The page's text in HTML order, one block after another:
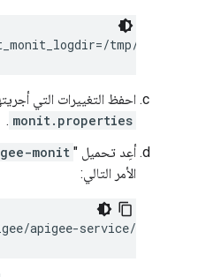
tmp/apigee-
احفظ التغييرات التي
monit.properties
.
أعِد تحميل " monit
الأمر التالي:
apigee-service/bin/apigee-